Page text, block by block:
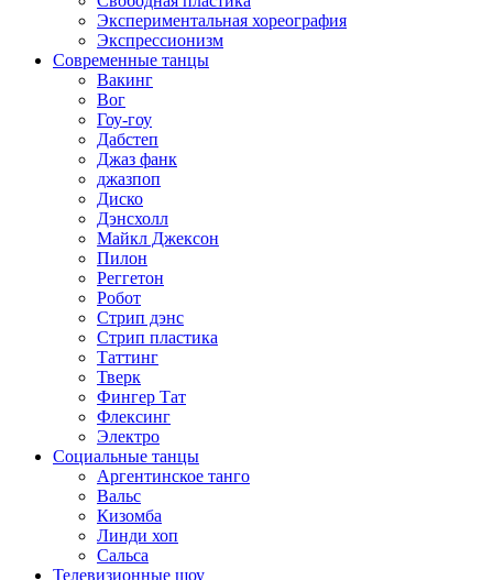
Экспериментальная хореография
Экспрессионизм
Современные танцы
Вакинг
Вог
Гоу-гоу
Дабстеп
Джаз фанк
джазпоп
Диско
Дэнсхолл
Майкл Джексон
Пилон
Реггетон
Робот
Стрип дэнс
Стрип пластика
Таттинг
Тверк
Фингер Тат
Флексинг
Электро
Социальные танцы
Аргентинское танго
Вальс
Кизомба
Линди хоп
Сальса
Телевизионные шоу